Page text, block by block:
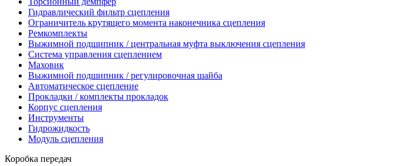
Гидравлический фильтр сцепления
Ограничитель крутящего момента наконечника сцепления
Ремкомплекты
Выжимной подшипник / центральная муфта выключения сцепления
Система управления сцеплением
Маховик
Выжимной подшипник / регулировочная шайба
Автоматическое сцепление
Прокладки / комплекты прокладок
Корпус сцепления
Инструменты
Гидрожидкость
Модуль сцепления
Коробка передач